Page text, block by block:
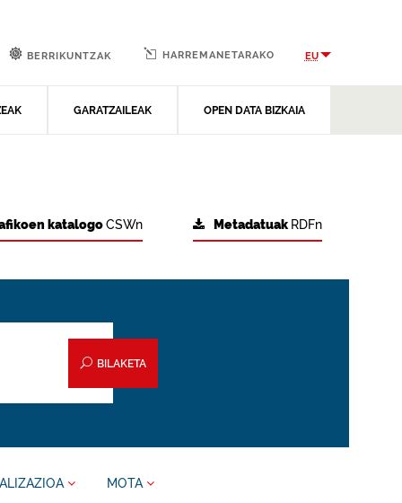
GARATZAILEAK OPEN DATA BIZKAIA
BERRIKUNTZAK HARREMANETARAKO EU
Metadatuak RDFn
katalogoCSWn
BILAKETA
MOTA